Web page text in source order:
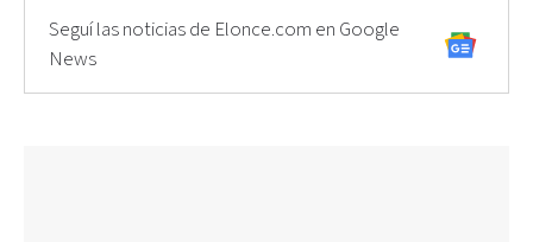
Seguí las noticias de Elonce.com en Google
News